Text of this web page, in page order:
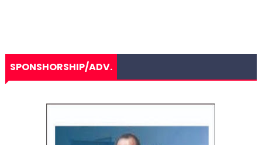
SPONSHORSHIP/ADV.